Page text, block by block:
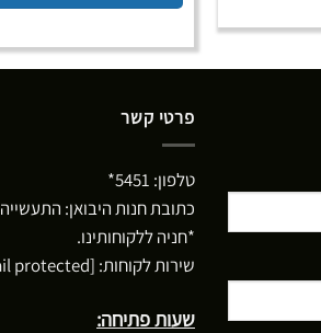
פרטי קשר
טלפון: 5451*
כתובת חנות היבואן: התעשייה 9 רעננה
*חניה ללקוחותינו.
שירות לקוחות: [email protected]
שעות פתיחה: